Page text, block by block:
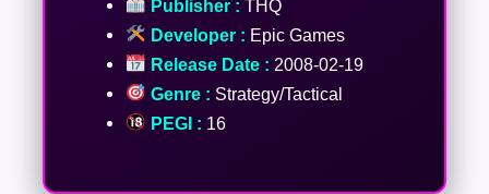
Publisher : THQ
Developer : Epic Games
Release Date : 2008-02-19
Genre : Strategy/Tactical
PEGI : 16